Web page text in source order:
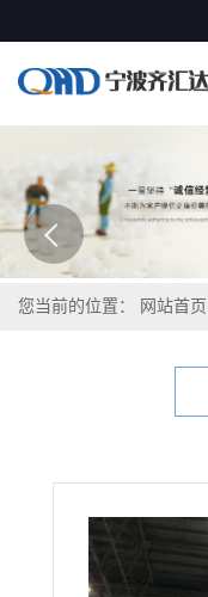
您当前的位置： 网站首页